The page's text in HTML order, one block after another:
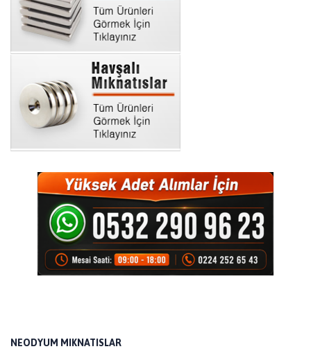
NEODYUM MIKNATISLAR